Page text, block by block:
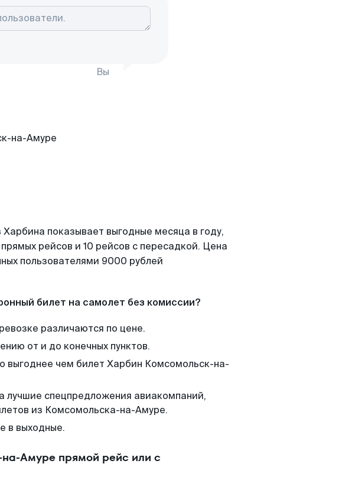
Вы
показывает выгодные месяца в году,
рейсов и 10 рейсов с пересадкой. Цена
пользователями 9000 рублей
билет на самолет без комиссии?
различаются по цене.
от и до конечных пунктов.
выгоднее чем билет Харбин Комсомольск-на-
лучшие спецпредложения авиакомпаний,
из Комсомольска-на-Амуре.
в выходные.
Амуре прямой рейс или с